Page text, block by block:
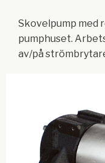
Skovelpump med
pumphuset.
av/på